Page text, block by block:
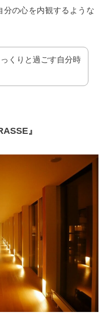
分の心を内観するような
くりと過ごす自分時
』